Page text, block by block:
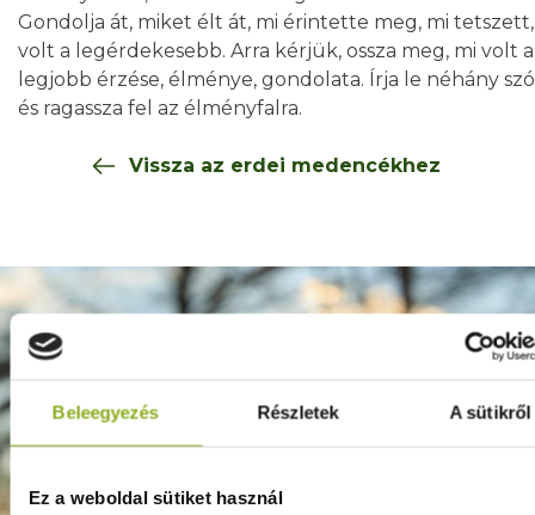
Beleegyezés Részletek A sütikről
Ez a weboldal sütiket használ
Gondolja át, miket élt át, mi érintette meg, mi
volt a legérdekesebb. Arra kérjük, ossza meg, mi volt a
legjobb érzése, élménye, gondolata. Írja le néhány
és ragassza fel az élményfalra.
Vissza az erdei medencékhez